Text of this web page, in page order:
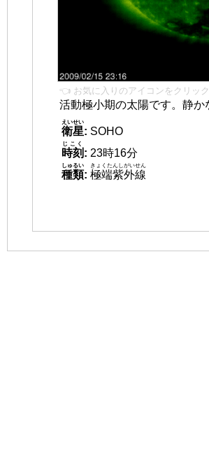
👈 お気に入りのアイコンをクリック
活動極小期の太陽です。静か
衛星
えいせい
: SOHO
時刻
じこく
: 23時16分
種類
しゅるい
: 極端紫外線
きょくたんしがいせん